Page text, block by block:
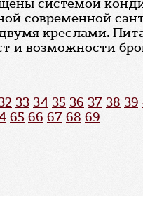
системой
современной
креслами.
и возможности
33 34 35 36 37 38 39
65 66 67 68 69